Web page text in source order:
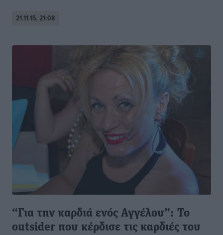
21.11.15, 21:08
“Για την καρδιά ενός Αγγέλου”: Το
outsider που κέρδισε τις καρδιές του